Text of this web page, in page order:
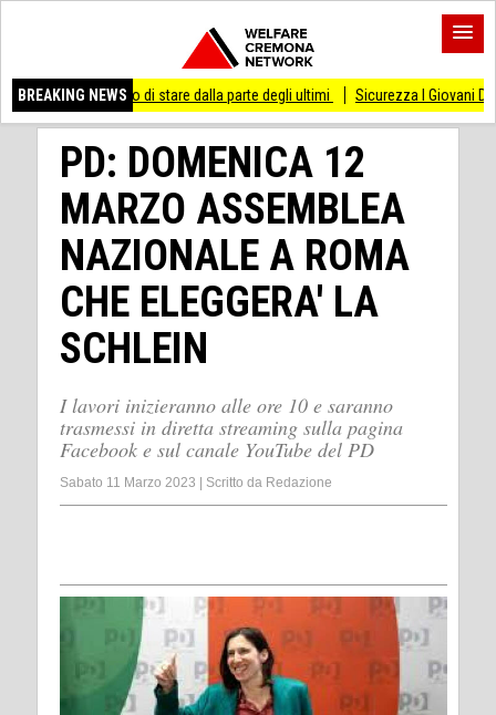
BREAKING NEWS
di stare dalla parte degli ultimi Sicurezza I Giovani Democratici
PD: DOMENICA 12
MARZO ASSEMBLEA
NAZIONALE A ROMA
CHE ELEGGERA' LA
SCHLEIN
I lavori inizieranno alle ore 10 e saranno
trasmessi in diretta streaming sulla pagina
Facebook e sul canale YouTube del PD
Sabato 11 Marzo 2023 Scritto da Redazione